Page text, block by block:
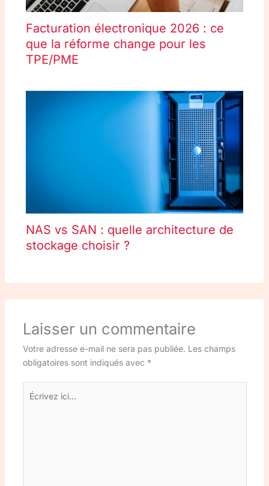
Facturation électronique 2026 : ce
que la réforme change pour les
TPE/PME
NAS vs SAN : quelle architecture de
stockage choisir ?
Laisser un commentaire
Votre adresse e-mail ne sera pas publiée. Les champs
obligatoires sont indiqués avec *
Écrivez
ici…